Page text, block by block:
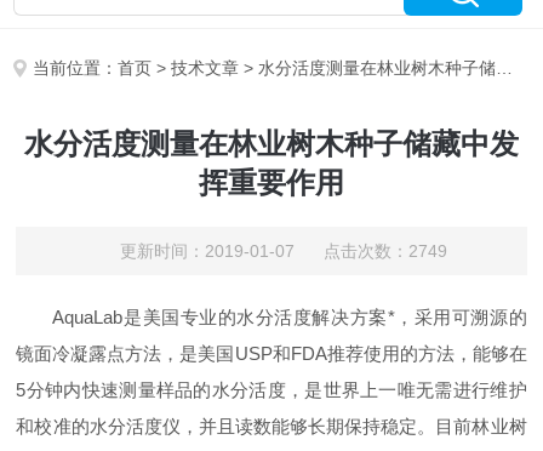
当前位置：首页 >技术文章 > 水分活度测量在林业树木种子储藏中发挥重要作用
水分活度测量在林业树木种子储藏中发
挥重要作用
更新时间：2019-01-07 点击次数：2749
AquaLab是美国专业的水分活度解决方案*，采用可溯源的
镜面冷凝露点方法，是美国USP和FDA推荐使用的方法，能够在
5分钟内快速测量样品的水分活度，是世界上一唯无需进行维护
和校准的水分活度仪，并且读数能够长期保持稳定。目前林业树